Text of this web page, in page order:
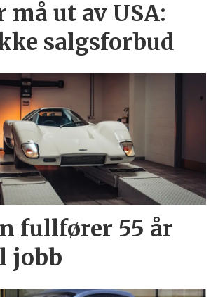
må ut av USA:
salgsforbud
fullfører 55 år
jobb